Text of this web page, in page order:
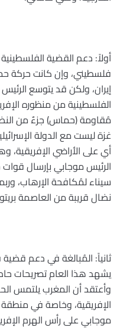
أولاً: دعم القضية
فلسطيني، وإن كانت حركة
إيران، ولكن قد يتوسع
الفلسطينية من منظوره
مُقاومة (حماس) جزءٌ من
غزة ليست مع الدولة
أي على الأراضي الإفريقية،
الرئيس موجابي بإرسال
سيناء لمُكافحة الإرهاب،
نضال قريبة من العاصمة
ثانياً: المُبالغة في دعم
يشهد هذا العام تصريحات
وأعتقد أن المغرب يلتمس
الإفريقية، وخاصة في
موجابي على رأس الهرم